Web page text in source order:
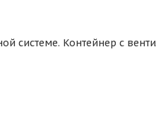
системе. Контейнер с